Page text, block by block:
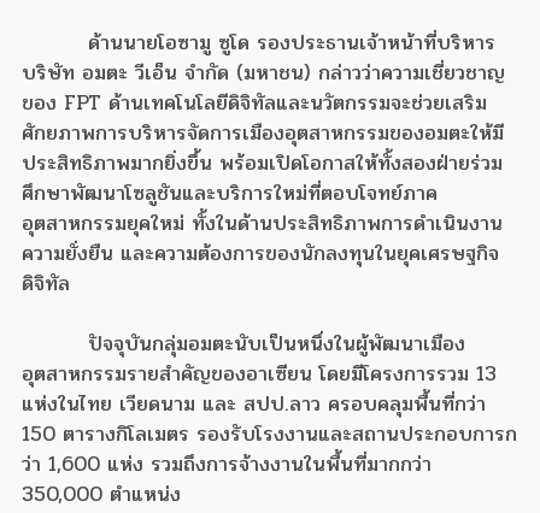
ด้านนายโอซามู ซูโด รองประธานเจ้าหน้าที่บริหาร
บริษัท อมตะ วีเอ็น จำกัด (มหาชน) กล่าวว่าความเชี่ยวชาญ
ของ FPT ด้านเทคโนโลยีดิจิทัลและนวัตกรรมจะช่วยเสริม
ศักยภาพการบริหารจัดการเมืองอุตสาหกรรมของอมตะให้มี
ประสิทธิภาพมากยิ่งขึ้น พร้อมเปิดโอกาสให้ทั้งสองฝ่ายร่วม
ศึกษาพัฒนาโซลูชันและบริการใหม่ที่ตอบโจทย์ภาค
อุตสาหกรรมยุคใหม่ ทั้งในด้านประสิทธิภาพการดำเนินงาน
ความยั่งยืน และความต้องการของนักลงทุนในยุคเศรษฐกิจ
ดิจิทัล
ปัจจุบันกลุ่มอมตะนับเป็นหนึ่งในผู้พัฒนาเมือง
อุตสาหกรรมรายสำคัญของอาเซียน โดยมีโครงการรวม 13
แห่งในไทย เวียดนาม และ สปป.ลาว ครอบคลุมพื้นที่กว่า
150 ตารางกิโลเมตร รองรับโรงงานและสถานประกอบการก
ว่า 1,600 แห่ง รวมถึงการจ้างงานในพื้นที่มากกว่า
350,000 ตำแหน่ง